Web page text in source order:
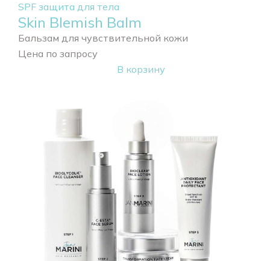
SPF защита для тела
Skin Blemish Balm
Бальзам для чувствительной кожи
Цена по запросу
В корзину